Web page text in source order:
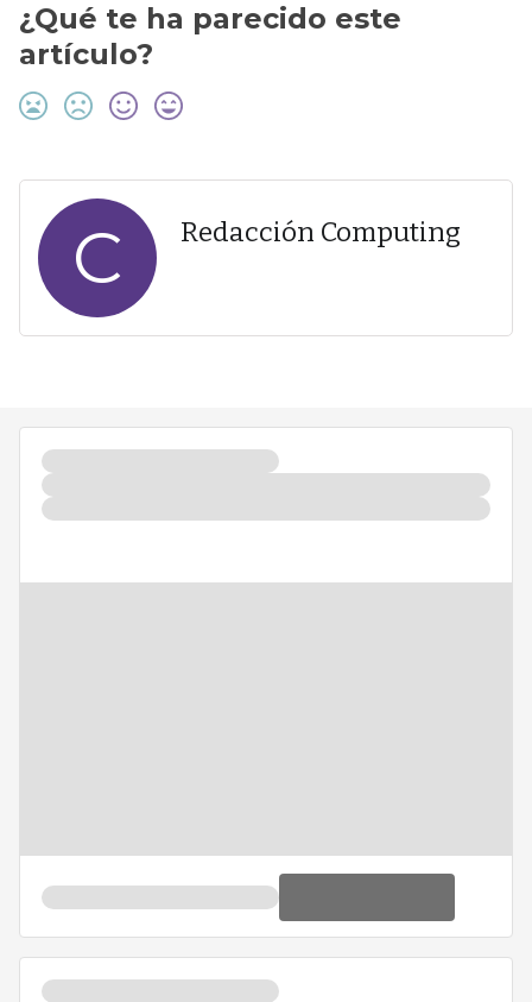
¿Qué te ha parecido este
artículo?
C Redacción Computing